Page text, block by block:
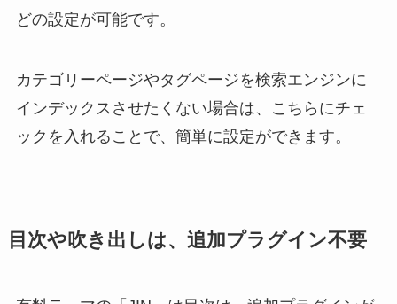
どの設定が可能です。
カテゴリーページやタグページを検索エンジンに
インデックスさせたくない場合は、こちらにチェ
ックを入れることで、簡単に設定ができます。
目次や吹き出しは、追加プラグイン不要